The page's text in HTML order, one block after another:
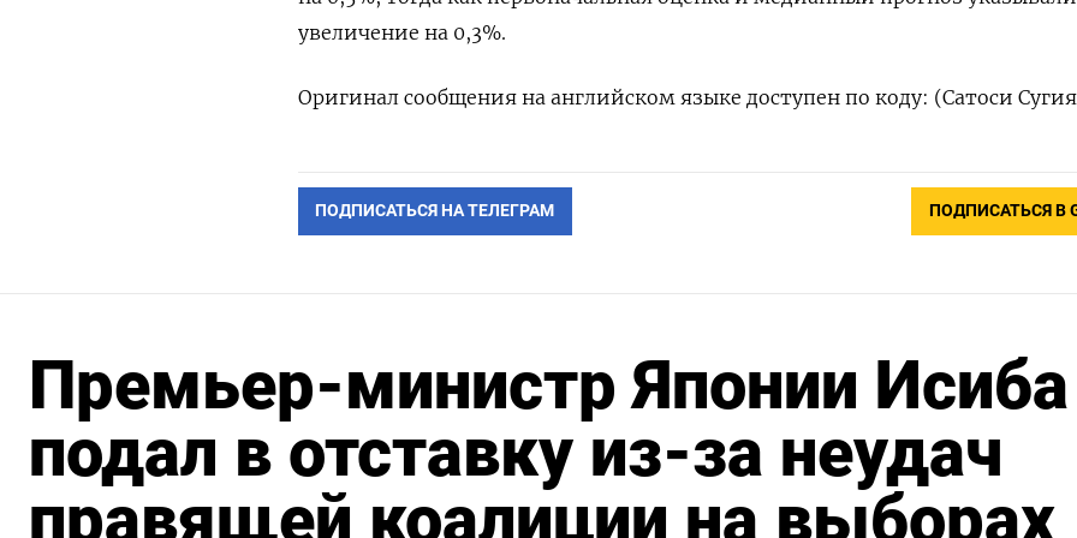
увеличение на 0,3%.
Оригинал сообщения на английском языке доступен по коду: (Сатоси
ПОДПИСАТЬСЯ НА ТЕЛЕГРАМ ПОДПИСАТЬСЯ В
Премьер-министр Японии Исиба
подал в отставку из-за неудач
правящей коалиции на выборах